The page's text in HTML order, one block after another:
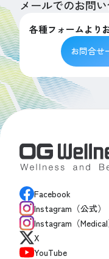
メールでのお問
各種フォームより
お問合せ
Facebook
Instagram（公式）
Instagram（Medical
X
YouTube